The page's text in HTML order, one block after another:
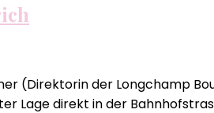
(Direktorin der Longchamp
Lage direkt in der